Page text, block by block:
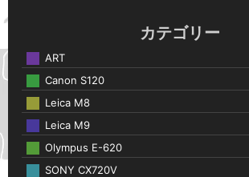
カテゴリー
ART
Canon S120
Leica M8
Leica M9
Olympus E-620
SONY CX720V